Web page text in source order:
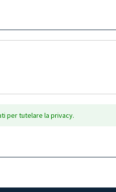
per tutelare la privacy.